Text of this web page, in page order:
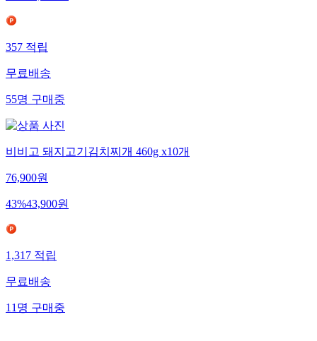
357적립
무료배송
55명구매중
비비고 돼지고기김치찌개 460g x10개
76,900원
43%43,900원
1,317적립
무료배송
11명구매중